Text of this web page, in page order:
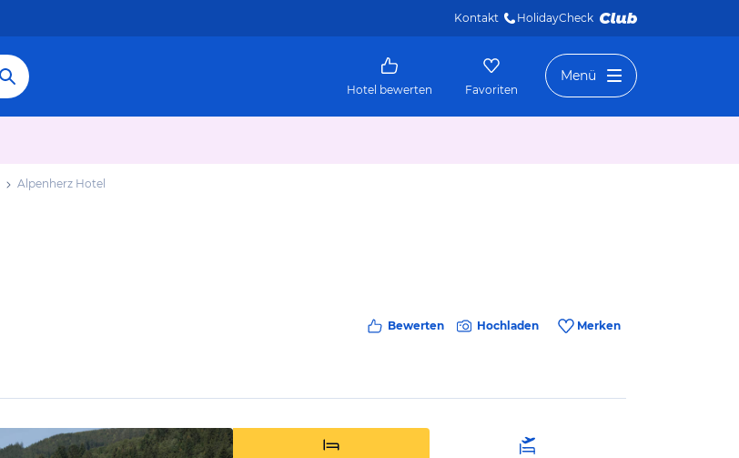
Kontakt HolidayCheck
Hotel bewerten Favoriten
Menü
Alpenherz Hotel
Bewerten Hochladen Merken